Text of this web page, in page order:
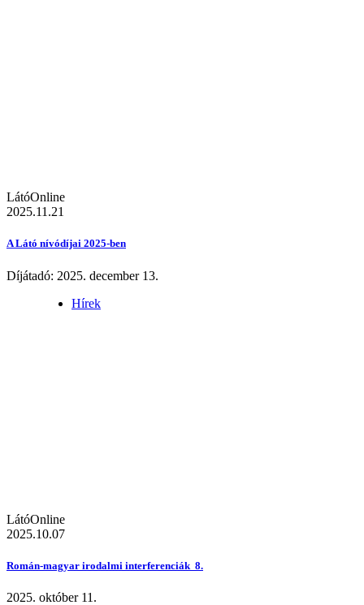
LátóOnline
2025.11.21
A Látó nívódíjai 2025-ben
Díjátadó: 2025. december 13.
Hírek
LátóOnline
2025.10.07
Román-magyar irodalmi interferenciák 8.
2025. október 11.